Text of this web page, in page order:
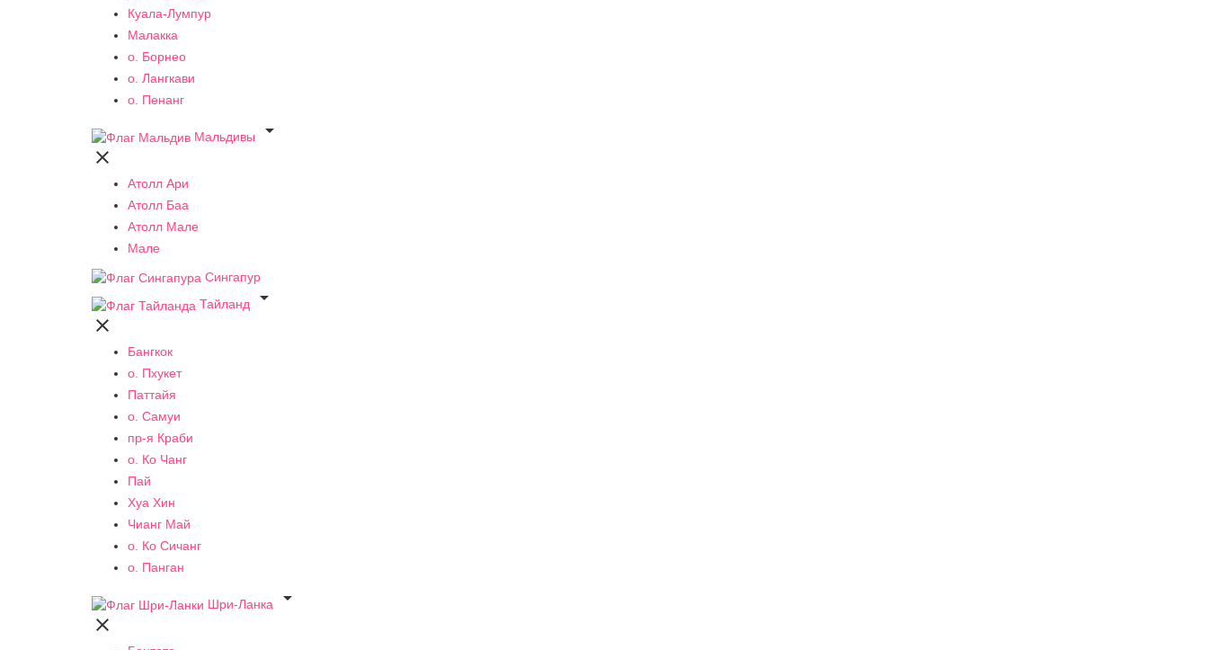
Куала-Лумпур
Малакка
о. Борнео
о. Лангкави
о. Пенанг
Мальдивы


Атолл Ари
Атолл Баа
Атолл Мале
Мале
Сингапур
Тайланд


Бангкок
о. Пхукет
Паттайя
о. Самуи
пр-я Краби
о. Ко Чанг
Пай
Хуа Хин
Чианг Май
о. Ко Сичанг
о. Панган
Шри-Ланка

